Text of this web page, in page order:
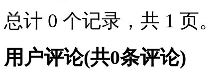
总计 0 个记录，共 1 页。
用户评论(共0条评论)